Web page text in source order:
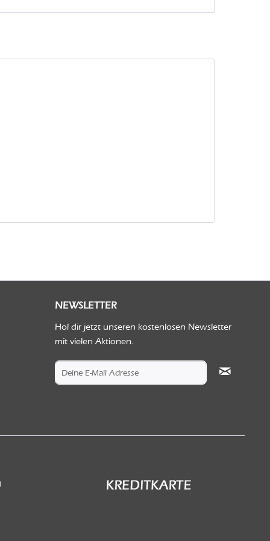
NEWSLETTER
Hol dir jetzt unseren kostenlosen Newsletter
mit vielen Aktionen.